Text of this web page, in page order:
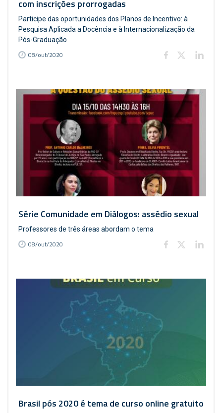
com inscrições prorrogadas
Participe das oportunidades dos Planos de Incentivo: à
Pesquisa Aplicada a Docência e à Internacionalização da
Pós-Graduação
08/out/2020
Série Comunidade em Diálogos: assédio sexual
Professores de três áreas abordam o tema
08/out/2020
Brasil pós 2020 é tema de curso online gratuito